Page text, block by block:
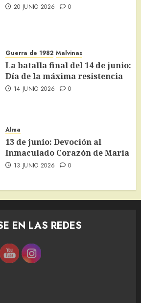
20 JUNIO 2026 0
Guerra de 1982 Malvinas
La batalla final del 14 de junio:
Día de la máxima resistencia
14 JUNIO 2026 0
Alma
13 de junio: Devoción al
Inmaculado Corazón de María
13 JUNIO 2026 0
EN LAS REDES